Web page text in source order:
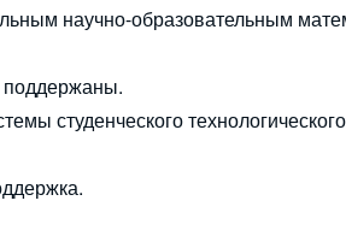
научно-образовательным
поддержаны.
студенческого технологического